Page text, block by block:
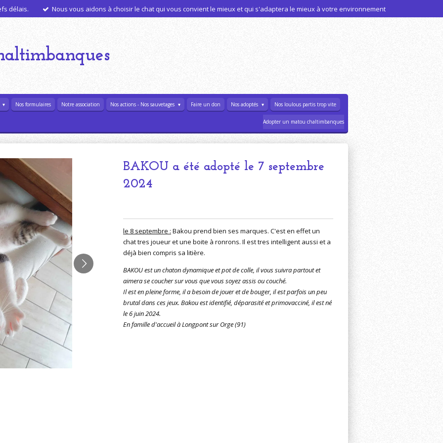
délais. Nous vous aidons à choisir le chat qui vous convient le mieux et qui s'adaptera le mieux à votre environnement
Nos formulaires Notre association Nos actions - Nos sauvetages Faire un don Nos adoptés Nos loulous partis trop vite
Adopter un matou chaltimbanques
BAKOU a été adopté le 7 septembre
2024
le 8 septembre : Bakou prend bien ses marques. C'est en effet un
chat tres joueur et une boite à ronrons. Il est tres intelligent aussi et a
déjà bien compris sa litière.
BAKOU est un chaton dynamique et pot de colle, il vous suivra partout et
aimera se coucher sur vous que vous soyez assis ou couché.
Il est en pleine forme, il a besoin de jouer et de bouger, il est parfois un peu
brutal dans ces jeux. Bakou est identifié, déparasité et primovacciné, il est né
le 6 juin 2024.
En famille d'accueil à Longpont sur Orge (91)